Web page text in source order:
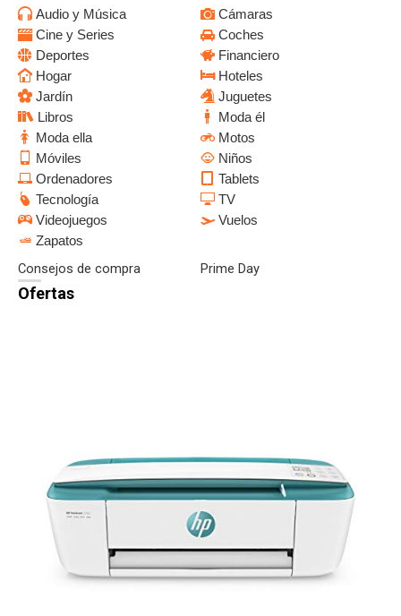
Audio y Música
Cámaras
Cine y Series
Coches
Deportes
Financiero
Hogar
Hoteles
Jardín
Juguetes
Libros
Moda él
Moda ella
Motos
Móviles
Niños
Ordenadores
Tablets
Tecnología
TV
Videojuegos
Vuelos
Zapatos
Consejos de compra Prime Day
Ofertas